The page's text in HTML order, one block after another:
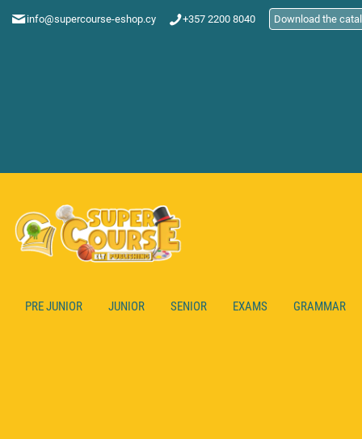
info@supercourse-eshop.cy +357 2200 8040 Download the
PRE JUNIOR JUNIOR SENIOR EXAMS GRAMMAR